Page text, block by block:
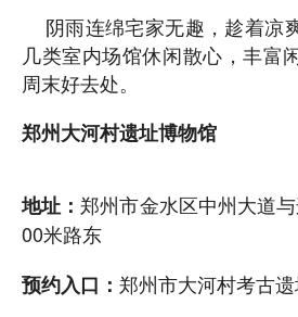
阴雨连绵宅家无趣，趁着凉
几类室内场馆休闲散心，丰富
周末好去处。
郑州大河村遗址博物馆
地址：郑州市金水区中州大道
00米路东
预约入口： 郑州市大河村考古